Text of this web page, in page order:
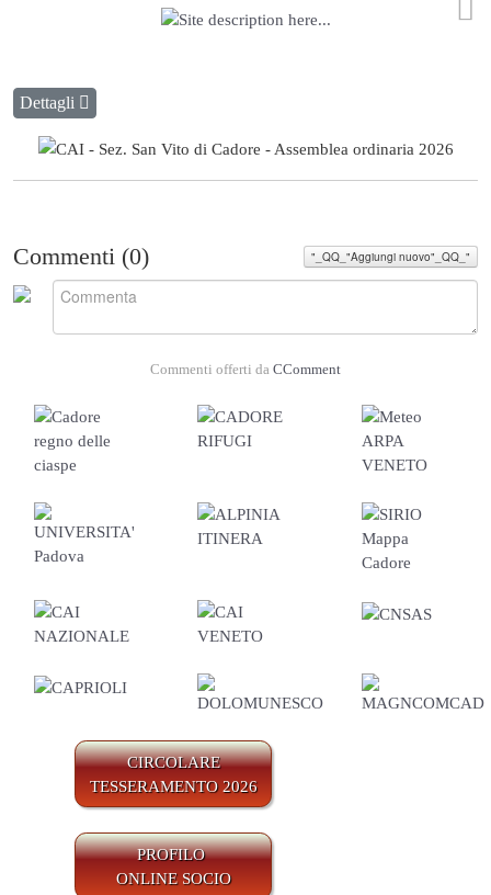
Dettagli
Commenti (0) "_QQ_"Aggiungi nuovo"_QQ_"
Commenti offerti da CComment
CIRCOLARE
TESSERAMENTO 2026
PROFILO
ONLINE SOCIO